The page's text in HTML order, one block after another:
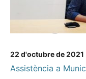
22 d'octubre de 2021
Assistència a